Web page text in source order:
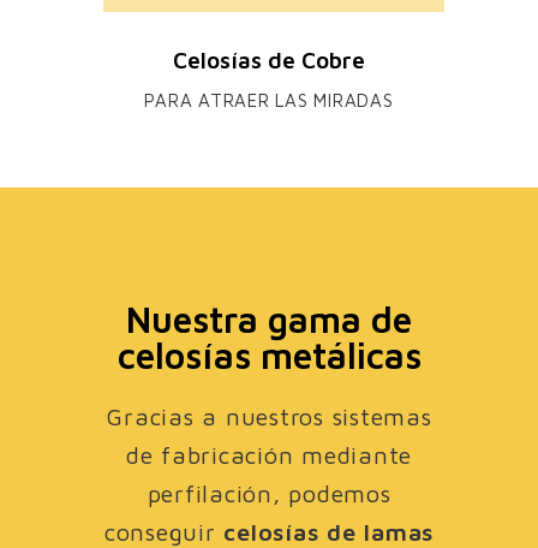
Celosías de Cobre
PARA ATRAER LAS MIRADAS
Nuestra gama de
celosías metálicas
Gracias a nuestros sistemas
de fabricación mediante
perfilación, podemos
conseguir celosías de lamas